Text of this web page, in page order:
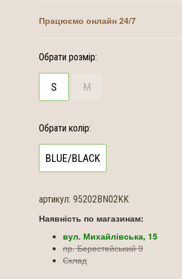
Працюємо онлайн 24/7
Обрати розмір:
S M
Обрати колір:
BLUE/BLACK
артикул: 95202BN02KK
Наявність по магазинам:
вул. Михайлівська, 15
пр. Берестейський 9
Склад